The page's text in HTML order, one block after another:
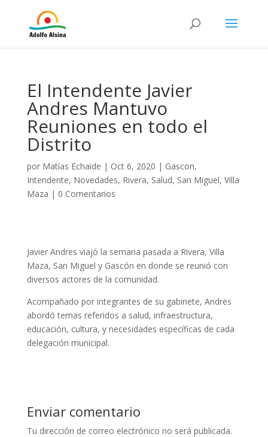
El Intendente Javier
Andres Mantuvo
Reuniones en todo el
Distrito
por Matías Echaide | Oct 6, 2020 | Gascon,
Intendente, Novedades, Rivera, Salud, San Miguel, Villa
Maza | 0 Comentarios
Javier Andres viajó la semana pasada a Rivera, Villa
Maza, San Miguel y Gascón en donde se reunió con
diversos actores de la comunidad.
Acompañado por integrantes de su gabinete, Andres
abordó temas referidos a salud, infraestructura,
educación, cultura, y necesidades específicas de cada
delegación municipal.
Enviar comentario
Tu dirección de correo electrónico no será publicada.